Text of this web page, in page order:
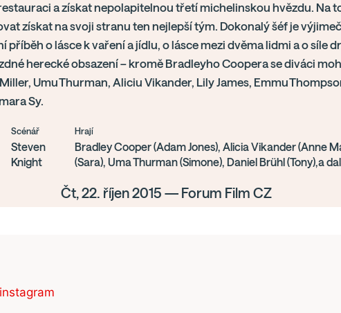
a získat nepolapitelnou třetí michelinskou hvězdu. Na
získat na svoji stranu ten nejlepší tým. Dokonalý šéf je
příběh o lásce k vaření a jídlu, o lásce mezi dvěma lidmi a o síle
herecké obsazení – kromě Bradleyho Coopera se diváci
Umu Thurman, Aliciu Vikander, Lily James, Emmu
Sy.
Scénář
Steven
Knight
Hrají
Bradley Cooper (Adam Jones), Alicia Vikander (Anne
(Sara), Uma Thurman (Simone), Daniel Brühl (Tony),a
Čt, 22. říjen 2015 — Forum Film CZ
instagram